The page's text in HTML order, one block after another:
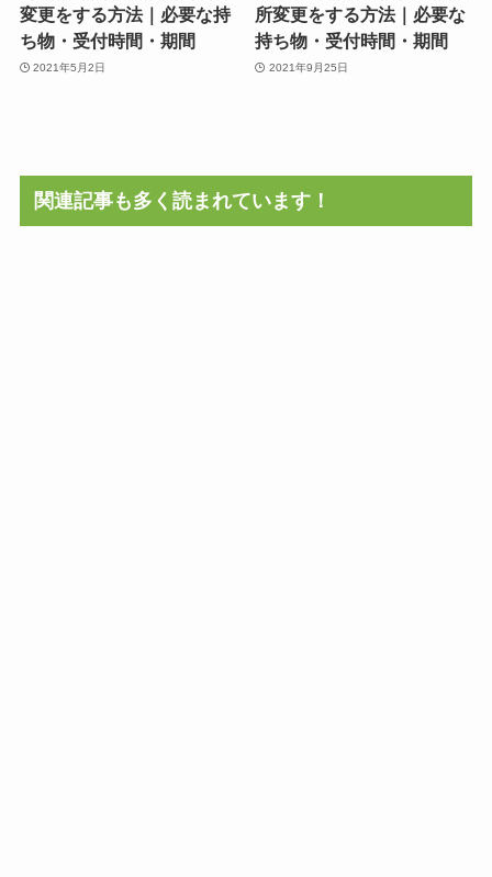
変更をする方法｜必要な持
ち物・受付時間・期間
2021年5月2日
所変更をする方法｜必要な
持ち物・受付時間・期間
2021年9月25日
関連記事も多く読まれています！